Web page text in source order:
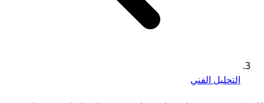
التحليل الفني